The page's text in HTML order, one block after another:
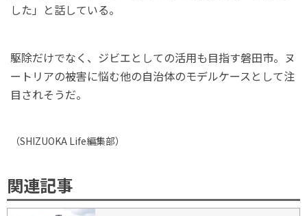
した」と話している。
駆除だけでなく、ジビエとしての活用も目指す磐田市。ヌ
ートリアの被害に悩む他の自治体のモデルケースとして注
目されそうだ。
（SHIZUOKA Life編集部）
関連記事